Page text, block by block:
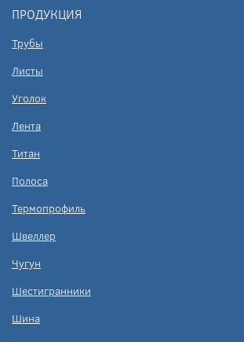
ПРОДУКЦИЯ
Трубы
Листы
Уголок
Лента
Титан
Полоса
Термопрофиль
Швеллер
Чугун
Шестигранники
Шина